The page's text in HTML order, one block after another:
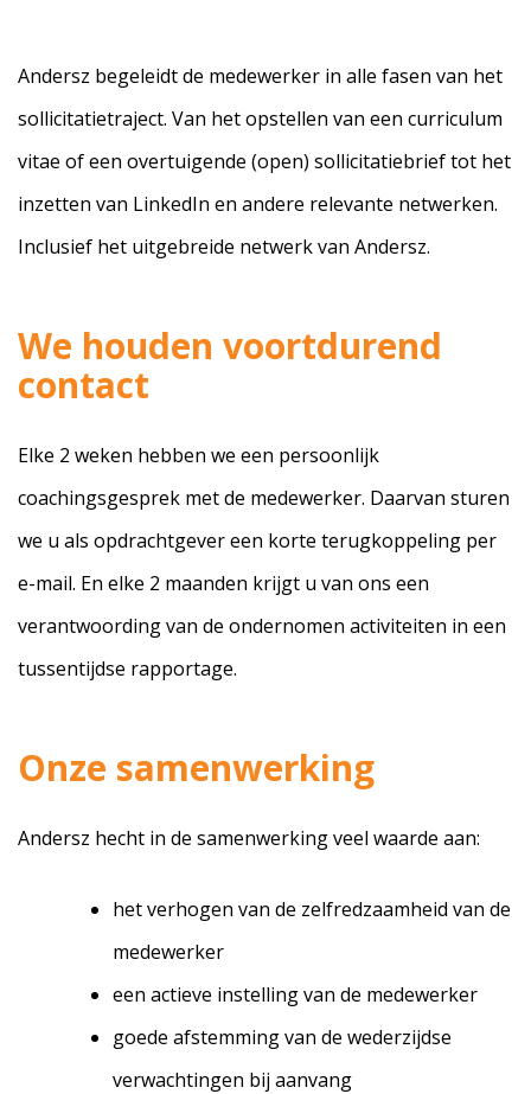
Andersz begeleidt de medewerker in alle fasen van het
sollicitatietraject. Van het opstellen van een curriculum
vitae of een overtuigende (open) sollicitatiebrief tot het
inzetten van LinkedIn en andere relevante netwerken.
Inclusief het uitgebreide netwerk van Andersz.
We houden voortdurend
contact
Elke 2 weken hebben we een persoonlijk
coachingsgesprek met de medewerker. Daarvan sturen
we u als opdrachtgever een korte terugkoppeling per
e-mail. En elke 2 maanden krijgt u van ons een
verantwoording van de ondernomen activiteiten in een
tussentijdse rapportage.
Onze samenwerking
Andersz hecht in de samenwerking veel waarde aan:
het verhogen van de zelfredzaamheid van de
medewerker
een actieve instelling van de medewerker
goede afstemming van de wederzijdse
verwachtingen bij aanvang